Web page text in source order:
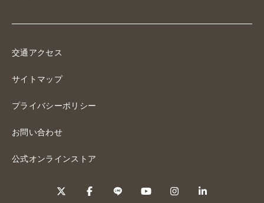
交通アクセス
サイトマップ
プライバシーポリシー
お問い合わせ
公式オンラインストア